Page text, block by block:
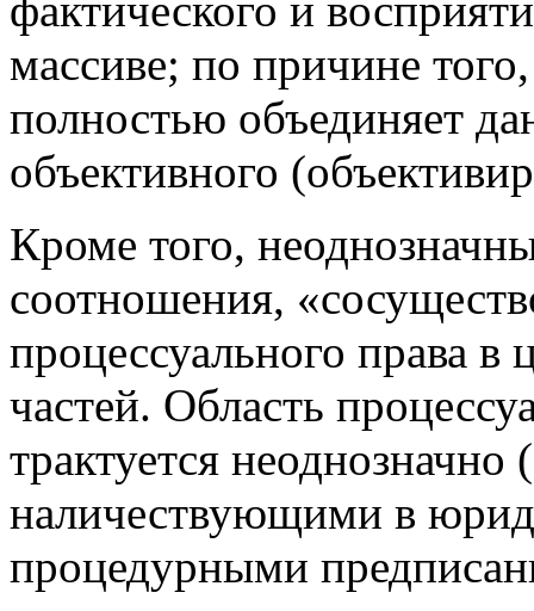
массиве; по причине
полностью объединяет
объективного
Кроме того,
соотношения,
процессуального права
частей. Область
трактуется неоднозначно
наличествующими в
процедурными